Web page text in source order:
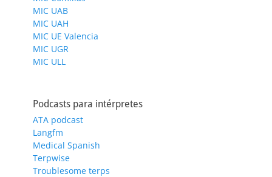
MIC UAB
MIC UAH
MIC UE Valencia
MIC UGR
MIC ULL
Podcasts para intérpretes
ATA podcast
Langfm
Medical Spanish
Terpwise
Troublesome terps